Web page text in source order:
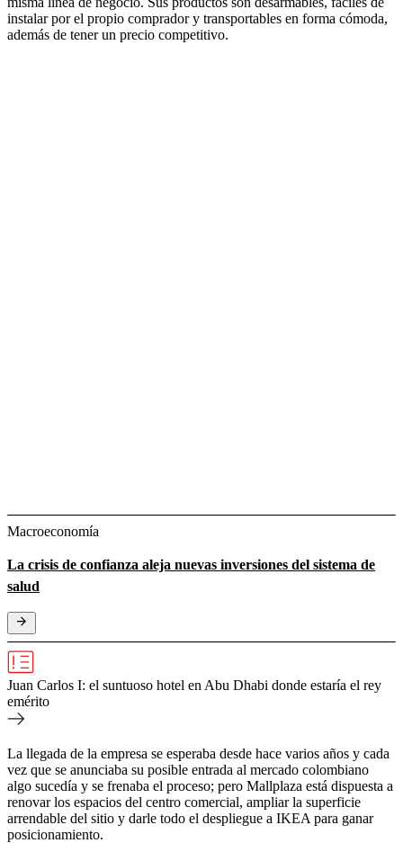
instalar por el propio comprador y transportables en forma cómoda,
además de tener un precio competitivo.
Macroeconomía
La crisis de confianza aleja nuevas inversiones del sistema de
salud
Juan Carlos I: el suntuoso hotel en Abu Dhabi donde estaría el rey
emérito
La llegada de la empresa se esperaba desde hace varios años y cada
vez que se anunciaba su posible entrada al mercado colombiano
algo sucedía y se frenaba el proceso; pero Mallplaza está dispuesta a
renovar los espacios del centro comercial, ampliar la superficie
arrendable del sitio y darle todo el despliegue a IKEA para ganar
posicionamiento.